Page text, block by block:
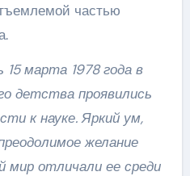
частью
15 марта 1978 года в
детства проявились
к науке. Яркий ум,
желание
мир отличали ее среди